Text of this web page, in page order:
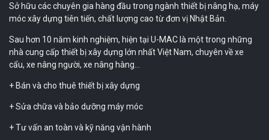
Sở hữu các chuyên gia hàng đầu trong ngành thiết bị nâng hạ, máy
móc xây dựng tiên tiến, chất lượng cao từ đơn vị Nhật Bản.
Sau hơn 10 năm kinh nghiệm, hiện tại U-MAC là một trong những
nhà cung cấp thiết bị xây dựng lớn nhất Việt Nam, chuyên về xe
cẩu, xe nâng người, xe nâng hàng…
+ Bán và cho thuê thiết bị xây dựng
+ Sửa chữa và bảo dưỡng máy móc
+ Tư vấn an toàn và kỹ năng vận hành